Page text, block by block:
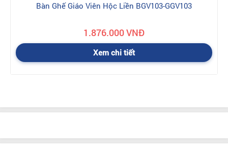
Bàn Ghế Giáo Viên Hộc Liền BGV103-GGV103
1.876.000 VNĐ
Xem chi tiết